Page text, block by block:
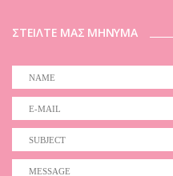
ΣΤΕΙΛΤΕ ΜΑΣ ΜΗΝΥΜΑ